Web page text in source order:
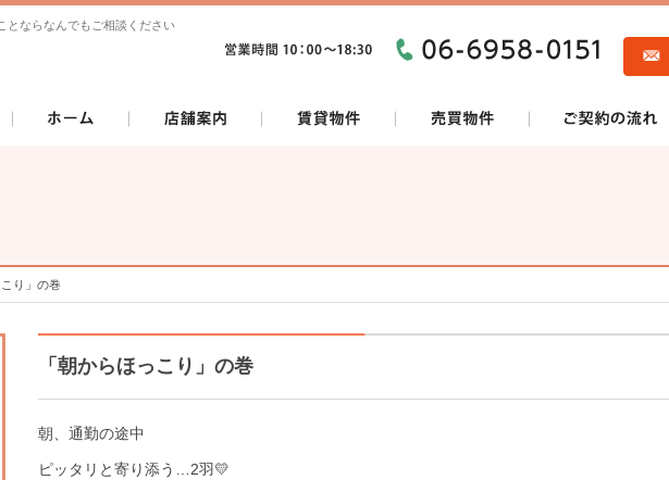
とならなんでもご相談ください
こり」の巻
「朝からほっこり」の巻
朝、通勤の途中
ピッタリと寄り添う…2羽💛